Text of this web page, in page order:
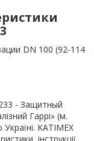
DN 100 (92-114
- Защитный
Гаррі» (м.
KATIMEX